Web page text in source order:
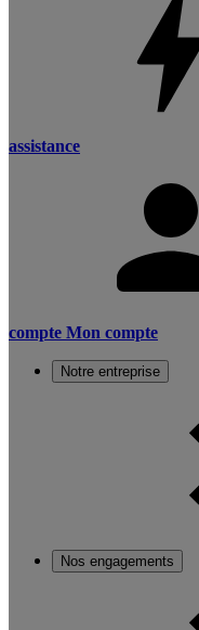
assistance
compte Mon compte
Notre entreprise
Nos engagements